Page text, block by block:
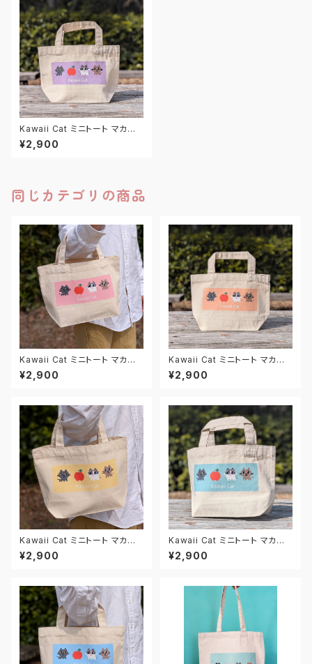
Kawaii Cat ミニトート マカロ
ンラベンダー
¥2,900
同じカテゴリの商品
Kawaii Cat ミニトート マカロ
ンピンク
¥2,900
Kawaii Cat ミニトート マカロ
ンアプリコット
¥2,900
Kawaii Cat ミニトート マカロ
ンイエロー
¥2,900
Kawaii Cat ミニトート マカロ
ンミント
¥2,900